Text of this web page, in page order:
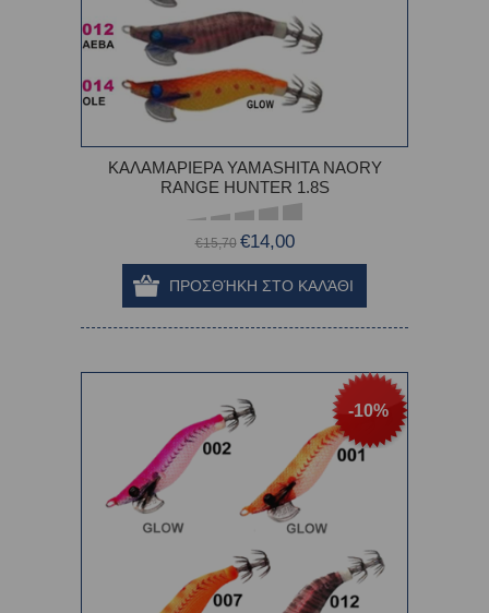
ΚΑΛΑΜΑΡΙΕΡΑ YAMASHITA NAORY
RANGE HUNTER 1.8S
€15,70 €14,00
-10%